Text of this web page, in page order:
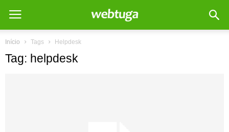
Início Tags Helpdesk
Tag: helpdesk